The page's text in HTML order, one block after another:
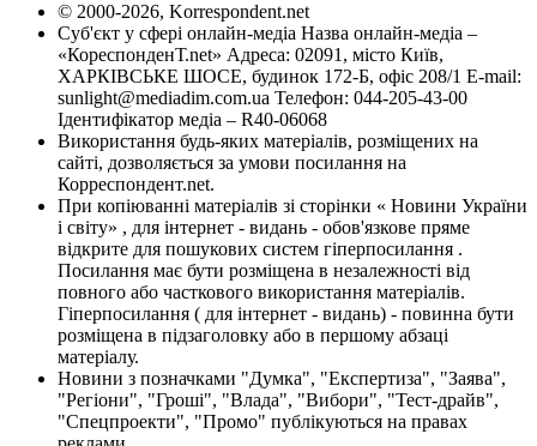
© 2000-2026, Korrespondent.net
Суб'єкт у сфері онлайн-медіа Назва онлайн-медіа –
«КореспонденТ.net» Адреса: 02091, місто Київ,
ХАРКІВСЬКЕ ШОСЕ, будинок 172-Б, офіс 208/1 E-mail:
sunlight@mediadim.com.ua Телефон: 044-205-43-00
Ідентифікатор медіа – R40-06068
Використання будь-яких матеріалів, розміщених на
сайті, дозволяється за умови посилання на
Корреспондент.net.
При копіюванні матеріалів зі сторінки « Новини України
і світу» , для інтернет - видань - обов'язкове пряме
відкрите для пошукових систем гіперпосилання .
Посилання має бути розміщена в незалежності від
повного або часткового використання матеріалів.
Гіперпосилання ( для інтернет - видань) - повинна бути
розміщена в підзаголовку або в першому абзаці
матеріалу.
Новини з позначками "Думка", "Експертиза", "Заява",
"Регіони", "Гроші", "Влада", "Вибори", "Тест-драйв",
"Спецпроекти", "Промо" публікуються на правах